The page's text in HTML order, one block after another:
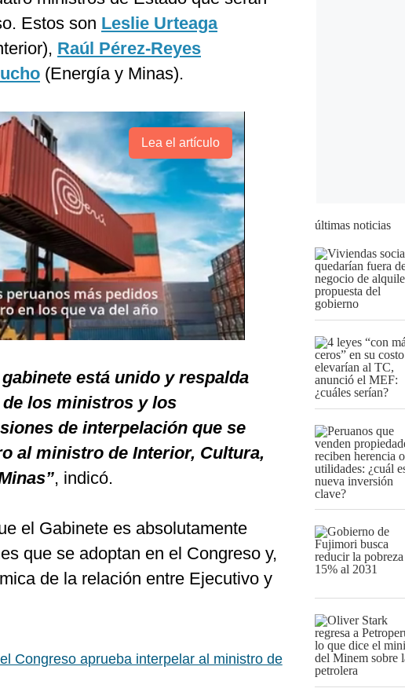
Estos son Leslie Urteaga
Raúl Pérez-Reyes
(Energía y Minas).
Lea el artículo
está unido y respalda
los ministros y los
de interpelación que se
al ministro de Interior, Cultura,
, indicó.
el Gabinete es absolutamente
que se adoptan en el Congreso y,
de la relación entre Ejecutivo y
Congreso aprueba interpelar al ministro de
últimas noticias